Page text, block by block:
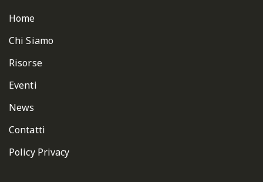
Home
Chi Siamo
Risorse
Eventi
News
Contatti
Policy Privacy